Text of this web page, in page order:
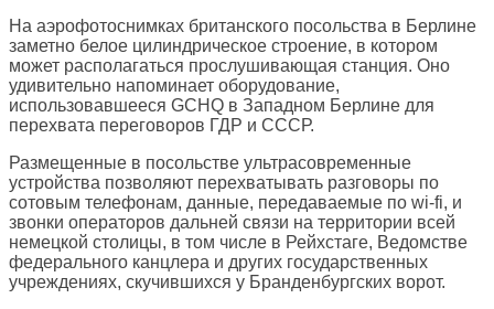
На аэрофотоснимках британского посольства в Берлине
заметно белое цилиндрическое строение, в котором
может располагаться прослушивающая станция. Оно
удивительно напоминает оборудование,
использовавшееся GCHQ в Западном Берлине для
перехвата переговоров ГДР и СССР.
Размещенные в посольстве ультрасовременные
устройства позволяют перехватывать разговоры по
сотовым телефонам, данные, передаваемые по wi-fi, и
звонки операторов дальней связи на территории всей
немецкой столицы, в том числе в Рейхстаге, Ведомстве
федерального канцлера и других государственных
учреждениях, скучившихся у Бранденбургских ворот.